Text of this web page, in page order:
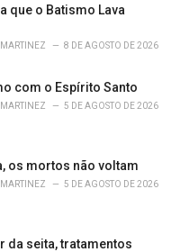
que o Batismo Lava
8 DE AGOSTO DE 2026
com o Espírito Santo
5 DE AGOSTO DE 2026
os mortos não voltam
5 DE AGOSTO DE 2026
da seita, tratamentos